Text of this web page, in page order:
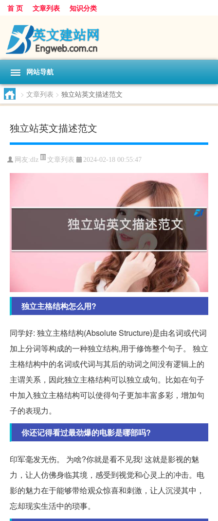
首 页 文章列表 知识分类
网站导航
> 文章列表 > 独立站英文描述范文
独立站英文描述范文
网友:dlz 文章列表 2024-02-18 00:55:47
独立主格结构怎么用?
同学好: 独立主格结构(Absolute Structure)是由名词或代词
加上分词等构成的一种独立结构,用于修饰整个句子。 独立
主格结构中的名词或代词与其后的动词之间没有逻辑上的
主谓关系，因此独立主格结构可以独立成句。比如在句子
中加入独立主格结构可以使得句子更加丰富多彩，增加句
子的表现力。
你还记得看过最劲爆的电影是哪部吗?
印军毫发无伤。 为啥?你就是看不见我! 这就是影视的魅
力，让人仿佛身临其境，感受到视觉和心灵上的冲击。电
影的魅力在于能够带给观众惊喜和刺激，让人沉浸其中，
忘却现实生活中的琐事。